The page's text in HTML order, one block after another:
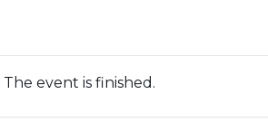
The event is finished.